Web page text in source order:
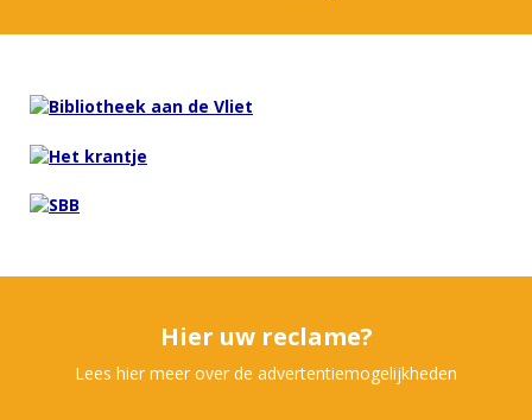
Hier uw reclame?
Lees hier meer over de advertentiemogelijkheden